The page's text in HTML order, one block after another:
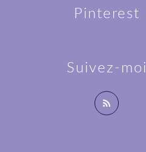
Suivez-moi
Pinterest